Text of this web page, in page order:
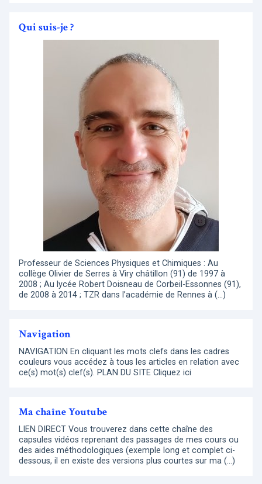
Qui suis-je ?
Professeur de Sciences Physiques et Chimiques : Au
collège Olivier de Serres à Viry châtillon (91) de 1997 à
2008 ; Au lycée Robert Doisneau de Corbeil-Essonnes (91),
de 2008 à 2014 ; TZR dans l’académie de Rennes à (…)
Navigation
NAVIGATION En cliquant les mots clefs dans les cadres
couleurs vous accédez à tous les articles en relation avec
ce(s) mot(s) clef(s). PLAN DU SITE Cliquez ici
Ma chaîne Youtube
LIEN DIRECT Vous trouverez dans cette chaîne des
capsules vidéos reprenant des passages de mes cours ou
des aides méthodologiques (exemple long et complet ci-
dessous, il en existe des versions plus courtes sur ma (…)